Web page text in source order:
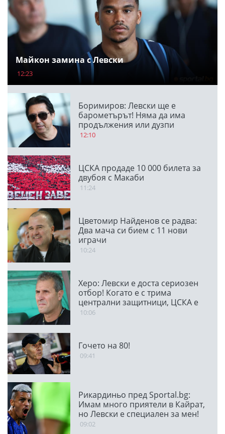
Майкон замина с Левски
12:23
Боримиров: Левски ще е
барометърът! Няма да има
продължения или дузпи
12:10
ЦСКА продаде 10 000 билета за
двубоя с Макаби
11:24
Цветомир Найденов се радва:
Два мача си бием с 11 нови
играчи
10:24
Херо: Левски е доста сериозен
отбор! Когато е с трима
централни защитници, ЦСКА е
много стабилен
10:06
Гочето на 80!
09:41
Рикардиньо пред Sportal.bg:
Имам много приятели в Кайрат,
но Левски е специален за мен!
09:02